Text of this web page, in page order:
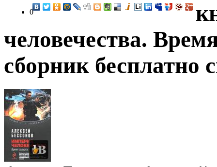
0
человечества.
сборник бесплатно